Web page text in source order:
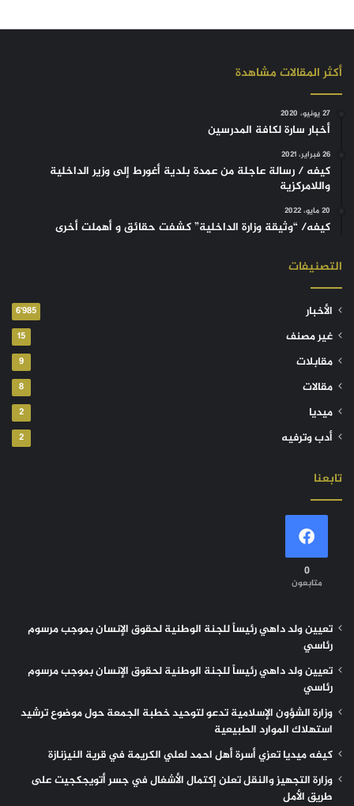
أكثر المقالات مشاهدة
27 يونيو، 2020
أخبار سارة لكافة المدرسين
26 فبراير، 2021
كيفه / رسالة عاجلة من عمدة بلدية أغورط إلى وزير الداخلية
واللامركزية
20 مايو، 2022
كيفه/ “وثيقة وزارة الداخلية” كشفت حقائق و أهملت أخرى
التصنيفات
الأخبار 6٬985
غير مصنف 15
مقابلات 9
مقالات 8
ميديا 2
أدب وترفيه 2
تابعنا
0
متابعون
تعيين ولد داهي رئيساً للجنة الوطنية لحقوق الإنسان بموجب مرسوم
رئاسي
تعيين ولد داهي رئيساً للجنة الوطنية لحقوق الإنسان بموجب مرسوم
رئاسي
وزارة الشؤون الإسلامية تدعو لتوحيد خطبة الجمعة حول موضوع ترشيد
استهلاك الموارد الطبيعية
كيفه ميديا تعزي أسرة أهل احمد لعلي الكريمة في قرية النيزنازة
وزارة التجهيز والنقل تعلن إكتمال الأشغال في جسر أتويجكجيت على
طريق الأمل